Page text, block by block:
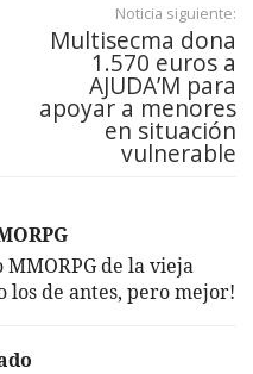
Noticia siguiente:
Multisecma dona
1.570 euros a
AJUDA’M para
apoyar a menores
en situación
vulnerable
de la vieja
los de antes, pero mejor!